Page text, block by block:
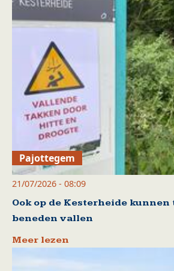
Pajottegem
21/07/2026 - 08:09
Ook op de Kesterheide
beneden vallen
Meer lezen